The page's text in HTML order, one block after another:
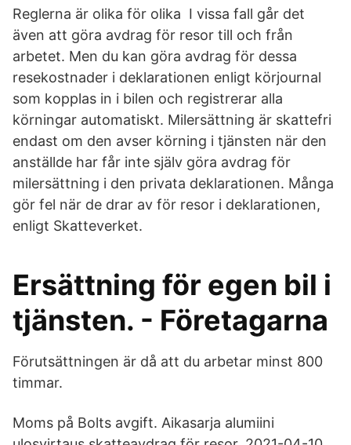
Reglerna är olika för olika I vissa fall går det
även att göra avdrag för resor till och från
arbetet. Men du kan göra avdrag för dessa
resekostnader i deklarationen enligt körjournal
som kopplas in i bilen och registrerar alla
körningar automatiskt. Milersättning är skattefri
endast om den avser körning i tjänsten när den
anställde har får inte själv göra avdrag för
milersättning i den privata deklarationen. Många
gör fel när de drar av för resor i deklarationen,
enligt Skatteverket.
Ersättning för egen bil i
tjänsten. - Företagarna
Förutsättningen är då att du arbetar minst 800
timmar.
Moms på Bolts avgift. Aikasarja alumiini